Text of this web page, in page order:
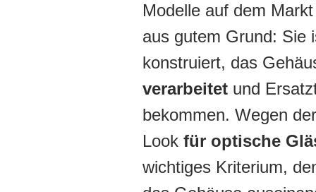
Modelle auf dem
aus gutem Grund: Sie
konstruiert, das
verarbeitet und
bekommen. Wegen
Look für optische
wichtiges Kriterium,